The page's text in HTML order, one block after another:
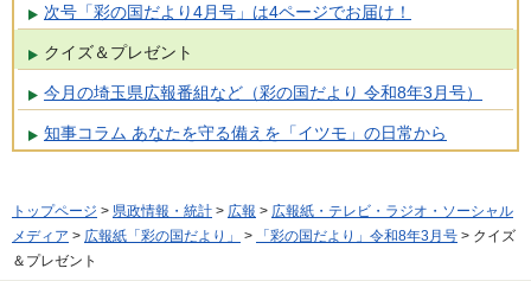
次号「彩の国だより4月号」は4ページでお届け！
クイズ＆プレゼント
今月の埼玉県広報番組など（彩の国だより 令和8年3月号）
知事コラム あなたを守る備えを「イツモ」の日常から
トップページ > 県政情報・統計 > 広報 > 広報紙・テレビ・ラジオ・ソーシャル
メディア > 広報紙「彩の国だより」 > 「彩の国だより」令和8年3月号 > クイズ
＆プレゼント